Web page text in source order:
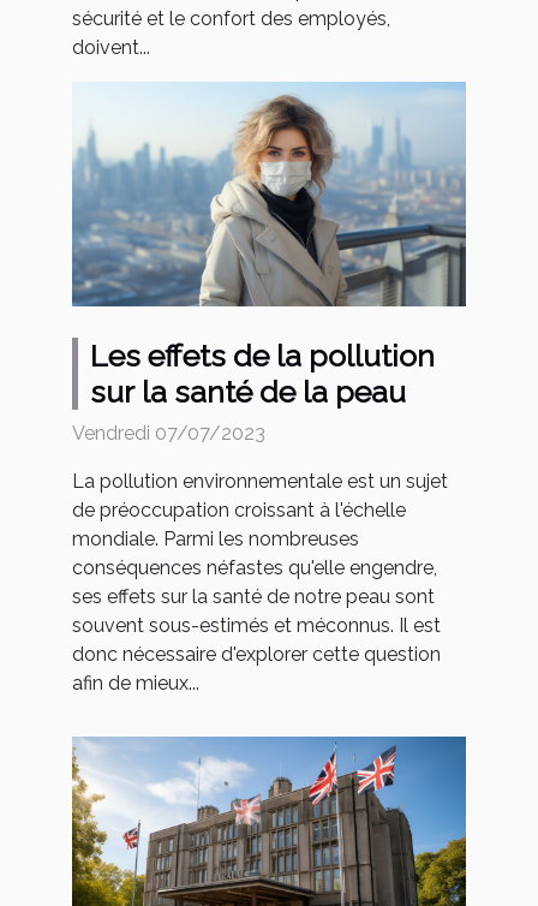
sécurité et le confort des employés,
doivent...
Les effets de la pollution
sur la santé de la peau
Vendredi 07/07/2023
La pollution environnementale est un sujet
de préoccupation croissant à l'échelle
mondiale. Parmi les nombreuses
conséquences néfastes qu'elle engendre,
ses effets sur la santé de notre peau sont
souvent sous-estimés et méconnus. Il est
donc nécessaire d'explorer cette question
afin de mieux...